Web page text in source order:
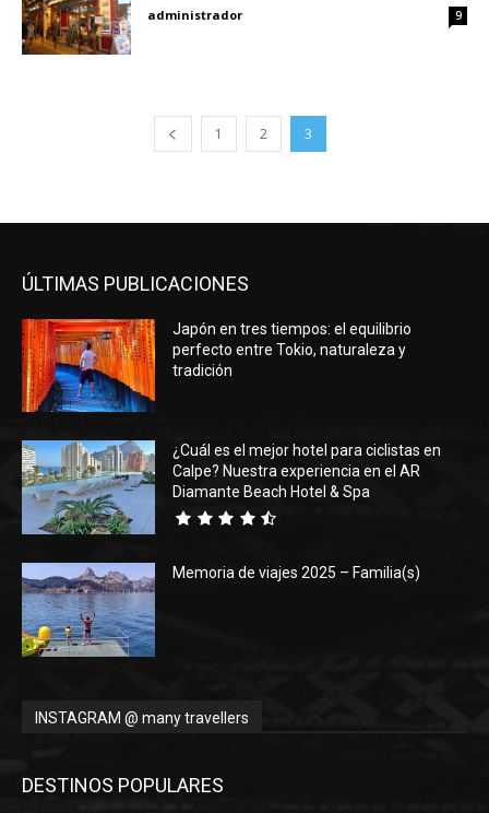
administrador 9
1 2 3
ÚLTIMAS PUBLICACIONES
Japón en tres tiempos: el equilibrio
perfecto entre Tokio, naturaleza y
tradición
¿Cuál es el mejor hotel para ciclistas en
Calpe? Nuestra experiencia en el AR
Diamante Beach Hotel & Spa
Memoria de viajes 2025 – Familia(s)
INSTAGRAM @ many travellers
DESTINOS POPULARES